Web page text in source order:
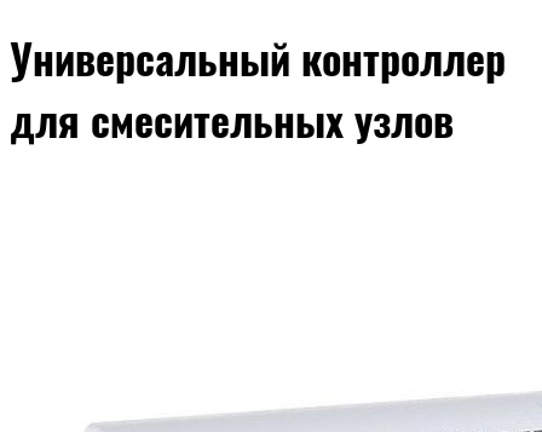
Универсальный контроллер
для смесительных узлов